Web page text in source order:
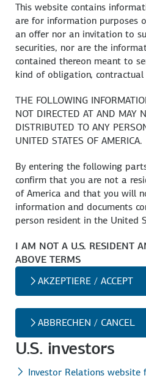
This website contains
are for information purposes
an offer nor an invitation to
securities, nor are the
contained thereon meant to
kind of obligation,
THE FOLLOWING
NOT DIRECTED AT AND MAY
DISTRIBUTED TO ANY
UNITED STATES OF AMERICA.
By entering the following
confirm that you are not a
of America and that you will
information and documents
person resident in the United
I AM NOT A U.S. RESIDENT
ABOVE TERMS
AKZEPTIERE / ACCEPT
ABBRECHEN / CANCEL
U.S. investors
Investor Relations website